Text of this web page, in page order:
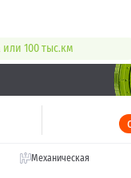
или 100 тыс.км
Механическая